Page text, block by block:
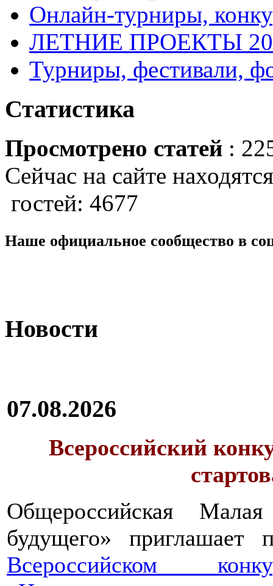
Онлайн-турниры,
ЛЕТНИЕ ПРОЕКТЫ
Турниры, фестивали,
Статистика
Просмотрено статей :
Сейчас на сайте
гостей: 4677
Наше официальное сообщество в
Новости
07.08.2026
Всероссийский
Общероссийская
будущего» приглашает
Всероссийском